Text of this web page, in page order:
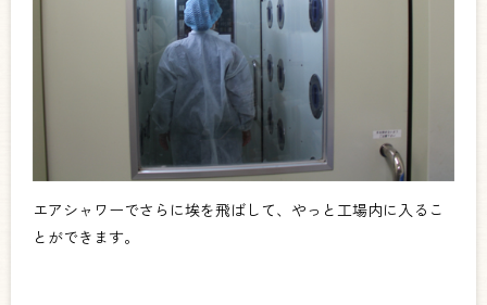
エアシャワーでさらに埃を飛ばして、やっと工場内に入るこ
とができます。